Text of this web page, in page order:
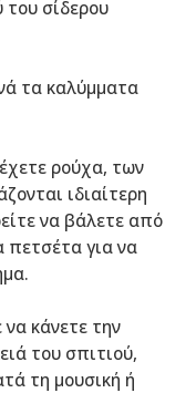
του σίδερου
τα καλύμματα
ρούχα, των
ιδιαίτερη
να βάλετε από
για να
κάνετε την
του σπιτιού,
τη μουσική ή